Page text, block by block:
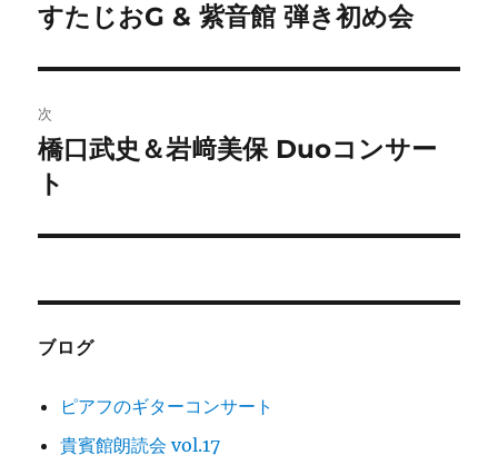
稿
ビ
ゲ
ー
シ
ン
前
投
稿:
すたじおG & 紫音館 弾き初め会
次
次
の
稿:
橋口武史＆岩﨑美保 Duoコンサー
ト
ブログ
ピアフのギターコンサート
貴賓館朗読会 vol.17